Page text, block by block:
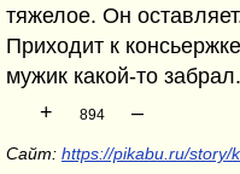
тяжелое. Он
Приходит к
мужик какой-то
+
894 –
Сайт: https://pikabu.ru/story/